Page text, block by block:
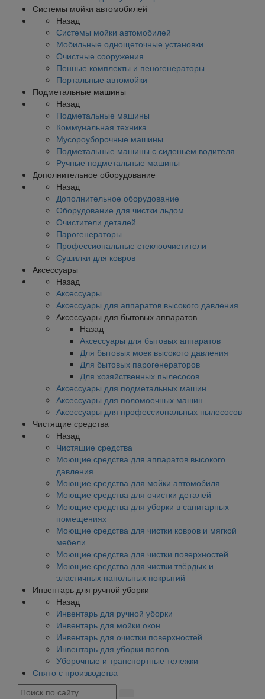
Системы мойки автомобилей
Назад
Системы мойки автомобилей
Мобильные однощеточные установки
Очистные сооружения
Пенные комплекты и пеногенераторы
Портальные автомойки
Подметальные машины
Назад
Подметальные машины
Коммунальная техника
Мусороуборочные машины
Подметальные машины с сиденьем водителя
Ручные подметальные машины
Дополнительное оборудование
Назад
Дополнительное оборудование
Оборудование для чистки льдом
Очистители деталей
Парогенераторы
Профессиональные стеклоочистители
Сушилки для ковров
Аксессуары
Назад
Аксессуары
Аксессуары для аппаратов высокого давления
Аксессуары для бытовых аппаратов
Назад
Аксессуары для бытовых аппаратов
Для бытовых моек высокого давления
Для бытовых парогенераторов
Для хозяйственных пылесосов
Аксессуары для подметальных машин
Аксессуары для поломоечных машин
Аксессуары для профессиональных пылесосов
Чистящие средства
Назад
Чистящие средства
Моющие средства для аппаратов высокого
давления
Моющие средства для мойки автомобиля
Моющие средства для очистки деталей
Моющие средства для уборки в санитарных
помещениях
Моющие средства для чистки ковров и мягкой
мебели
Моющие средства для чистки поверхностей
Моющие средства для чистки твёрдых и
эластичных напольных покрытий
Инвентарь для ручной уборки
Назад
Инвентарь для ручной уборки
Инвентарь для мойки окон
Инвентарь для очистки поверхностей
Инвентарь для уборки полов
Уборочные и транспортные тележки
Снято с производства